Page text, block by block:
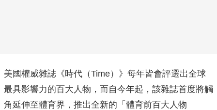
美國權威雜誌《時代（Time）》每年皆會評選出全球
最具影響力的百大人物，而自今年起，該雜誌首度將觸
角延伸至體育界，推出全新的「體育前百大人物